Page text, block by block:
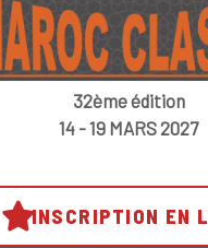
32ème édition
14 - 19 MARS 2027
INSCRIPTION EN